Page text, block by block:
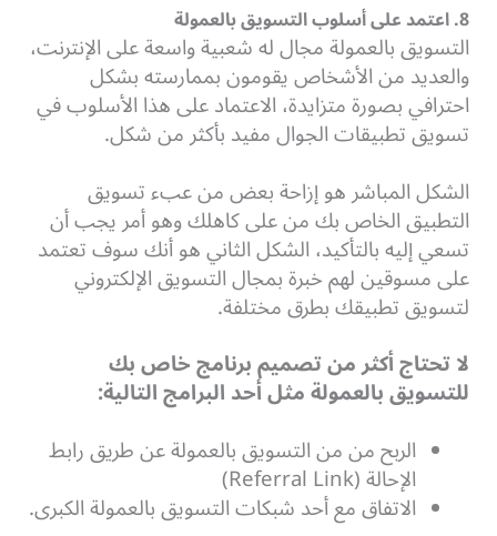
8. اعتمد على أسلوب التسويق بالعمولة
التسويق بالعمولة مجال له شعبية واسعة على الإنترنت،
والعديد من الأشخاص يقومون بممارسته بشكل
احترافي بصورة متزايدة، الاعتماد على هذا الأسلوب في
تسويق تطبيقات الجوال مفيد بأكثر من شكل.
الشكل المباشر هو إزاحة بعض من عبء تسويق
التطبيق الخاص بك من على كاهلك وهو أمر يجب أن
تسعي إليه بالتأكيد، الشكل الثاني هو أنك سوف تعتمد
على مسوقين لهم خبرة بمجال التسويق الإلكتروني
لتسويق تطبيقك بطرق مختلفة.
لا تحتاج أكثر من تصميم برنامج خاص بك
للتسويق بالعمولة مثل أحد البرامج التالية:
الربح من من التسويق بالعمولة عن طريق رابط
الإحالة (Referral Link)
الاتفاق مع أحد شبكات التسويق بالعمولة الكبرى.